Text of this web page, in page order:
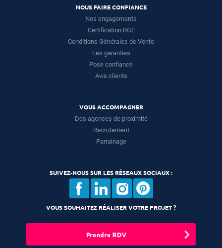
NOUS FAIRE CONFIANCE
Nos engagements
Certification RGE
Conditions Générales de Vente
Les garanties
Pose confiance
Avis clients
VOUS ACCOMPAGNER
Des agences de proximité
Recrutement
Parrainage
SUIVEZ-NOUS SUR LES RÉSEAUX SOCIAUX :
VOUS SOUHAITEZ RÉALISER VOTRE PROJET ?
Prendre RDV